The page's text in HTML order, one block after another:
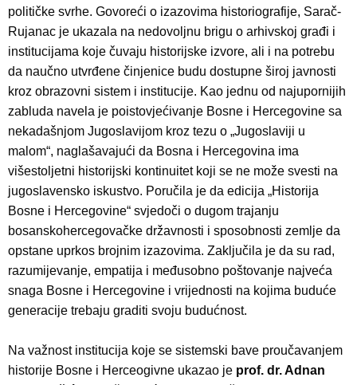
političke svrhe. Govoreći o izazovima historiografije, Sarač-
Rujanac je ukazala na nedovoljnu brigu o arhivskoj građi i
institucijama koje čuvaju historijske izvore, ali i na potrebu
da naučno utvrđene činjenice budu dostupne široj javnosti
kroz obrazovni sistem i institucije. Kao jednu od najupornijih
zabluda navela je poistovjećivanje Bosne i Hercegovine sa
nekadašnjom Jugoslavijom kroz tezu o „Jugoslaviji u
malom“, naglašavajući da Bosna i Hercegovina ima
višestoljetni historijski kontinuitet koji se ne može svesti na
jugoslavensko iskustvo. Poručila je da edicija „Historija
Bosne i Hercegovine“ svjedoči o dugom trajanju
bosanskohercegovačke državnosti i sposobnosti zemlje da
opstane uprkos brojnim izazovima. Zaključila je da su rad,
razumijevanje, empatija i međusobno poštovanje najveća
snaga Bosne i Hercegovine i vrijednosti na kojima buduće
generacije trebaju graditi svoju budućnost.
Na važnost institucija koje se sistemski bave proučavanjem
historije Bosne i Herceogivne ukazao je prof. dr. Adnan